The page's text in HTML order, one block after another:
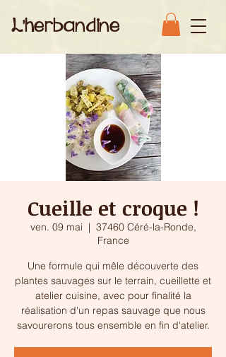
L'herbandine
Cueille et croque !
ven. 09 mai
  |
37460 Céré-la-Ronde,
France
Une formule qui mêle découverte des
plantes sauvages sur le terrain, cueillette et
atelier cuisine, avec pour finalité la
réalisation d'un repas sauvage que nous
savourerons tous ensemble en fin d'atelier.